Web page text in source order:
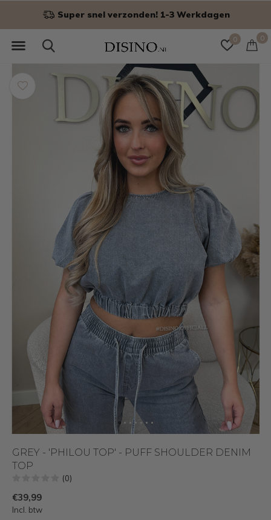
0 0
Niet goed? Geld terug!
GREY - 'PHILOU TOP' - PUFF SHOULDER DENIM
TOP
(0)
€39,99
Incl. btw